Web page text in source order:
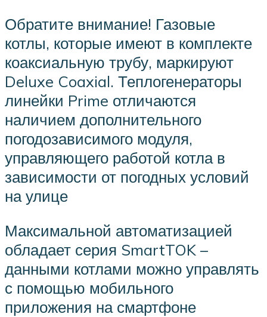
Обратите внимание! Газовые
котлы, которые имеют в комплекте
коаксиальную трубу, маркируют
Deluxe Coaxial. Теплогенераторы
линейки Prime отличаются
наличием дополнительного
погодозависимого модуля,
управляющего работой котла в
зависимости от погодных условий
на улице
Максимальной автоматизацией
обладает серия SmartTOK –
данными котлами можно управлять
с помощью мобильного
приложения на смартфоне